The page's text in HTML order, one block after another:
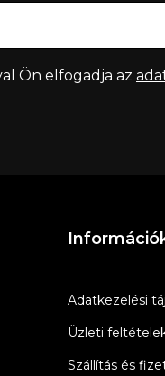
Ön elfogadja az
Adatkezelési
Üzleti
Szállítás és